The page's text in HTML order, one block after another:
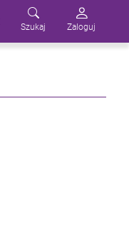
Szukaj Zaloguj